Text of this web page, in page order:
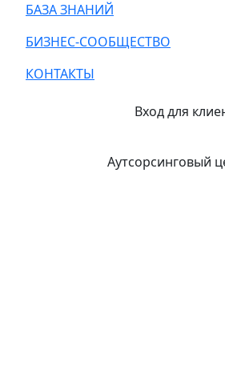
БАЗА ЗНАНИЙ
БИЗНЕС-СООБЩЕСТВО
КОНТАКТЫ
Вход для
Аутсорсинговый